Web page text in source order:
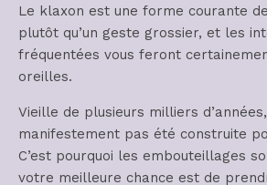
Le klaxon est une forme courante
plutôt qu’un geste grossier, et les
fréquentées vous feront
oreilles.
Vieille de plusieurs milliers
manifestement pas été construite
C’est pourquoi les embouteillages
votre meilleure chance est de